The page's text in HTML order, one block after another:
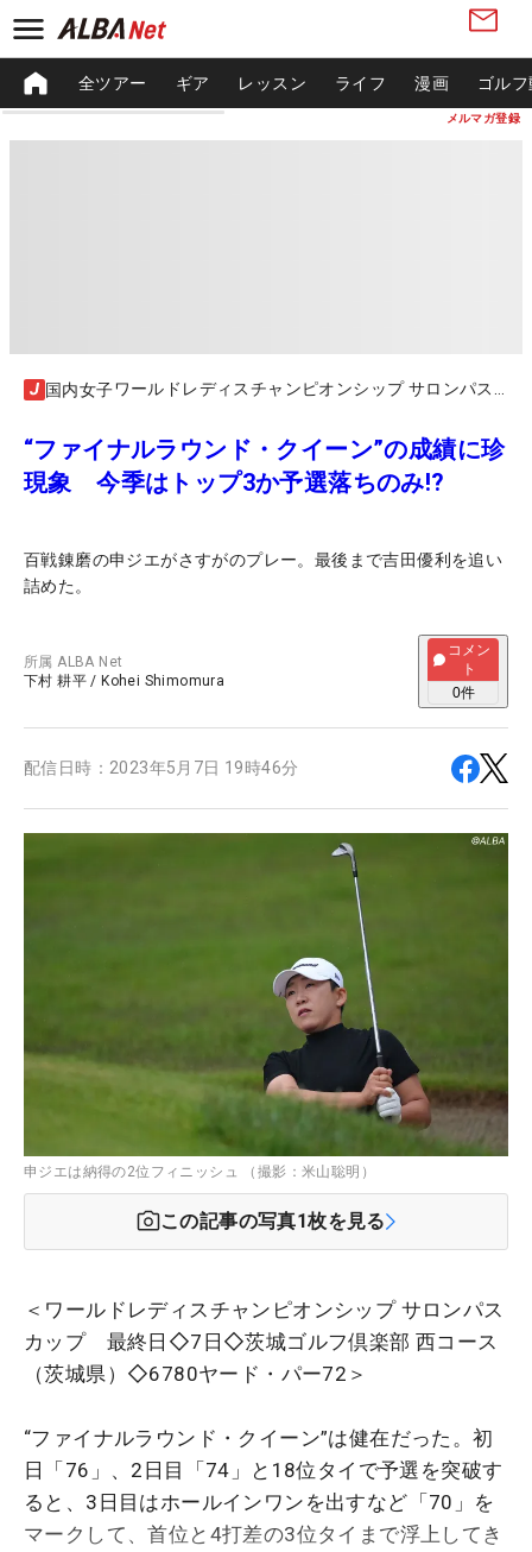
メルマガ登録
全ツアー ギア レッスン ライフ 漫画 ゴル
国内女子
“ファイナルラウンド・クイーン”の成績に珍
現象 今季はトップ3か予選落ちのみ!?
百戦錬磨の申ジエがさすがのプレー。最後まで吉田優利を追い
詰めた。
所属ALBA Net
下村 耕平 / Kohei Shimomura
コメン
ト
0件
配信日時： 2023年5月7日 19時46分
申ジエは納得の2位フィニッシュ （撮影：米山聡明）
この記事の写真1枚を見る
＜ワールドレディスチャンピオンシップ サロンパス
カップ 最終日◇7日◇茨城ゴルフ倶楽部 西コース
（茨城県）◇6780ヤード・パー72＞
“ファイナルラウンド・クイーン”は健在だった。初
日「76」、2日目「74」と18位タイで予選を突破す
ると、3日目はホールインワンを出すなど「70」を
マークして、首位と4打差の3位タイまで浮上してき